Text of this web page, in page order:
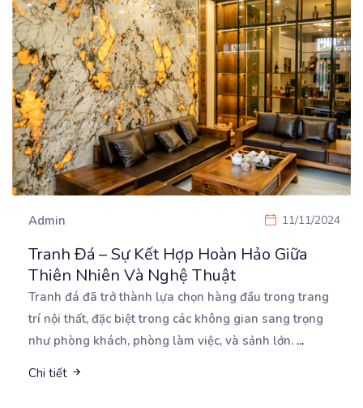
Admin 11/11/2024
Tranh Đá – Sự Kết Hợp Hoàn Hảo Giữa
Thiên Nhiên Và Nghệ Thuật
Tranh đá đã trở thành lựa chọn hàng đầu trong trang
trí nội thất, đặc biệt trong các không gian sang trọng
như phòng khách, phòng làm việc, và sảnh lớn. ...
Chi tiết